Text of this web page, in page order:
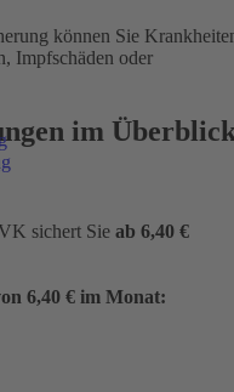
können Sie
Impfschäden oder
im
sichert Sie ab 6,40 €
6,40 € im Monat: